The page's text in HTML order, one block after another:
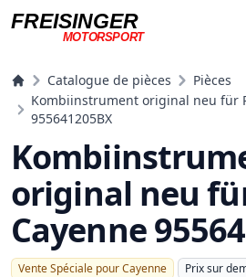
FREISINGER
MOTORSPORT
Catalogue de pièces
Pièces
Kombiinstrument original neu für
955641205BX
original neu
Cayenne
Vente Spéciale pour Cayenne Prix ​​sur